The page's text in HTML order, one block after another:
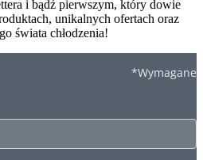
i bądź pierwszym, który dowie
unikalnych ofertach oraz
świata chłodzenia!
*Wymagane